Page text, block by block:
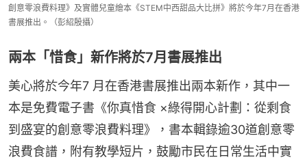
創意零浪費料理》及實體兒童繪本《STEM中西甜品大比拼》將於今年7月在香港
書展推出。（彭紹殷攝）
兩本「惜食」新作將於7月書展推出
美心將於今年7 月在香港書展推出兩本新作，其中一
本是免費電子書《你真惜食 ×綠得開心計劃：從剩食
到盛宴的創意零浪費料理》，書本輯錄逾30道創意零
浪費食譜，附有教學短片，鼓勵市民在日常生活中實